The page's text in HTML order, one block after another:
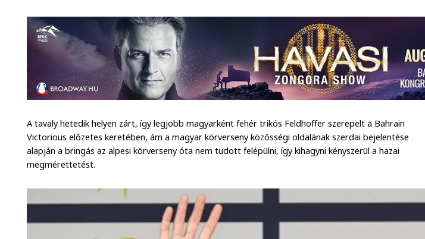
A tavaly hetedik helyen zárt, így legjobb magyarként fehér trikós Feldhoffer szerepelt a Bahrain
Victorious előzetes keretében, ám a magyar körverseny közösségi oldalának szerdai bejelentése
alapján a bringás az alpesi körverseny óta nem tudott felépülni, így kihagyni kényszerül a hazai
megmérettetést.